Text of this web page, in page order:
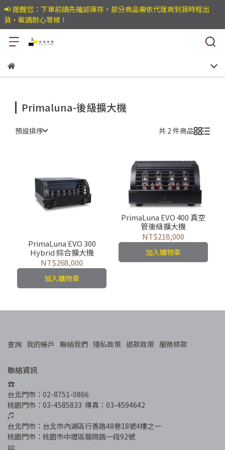
📢 提醒您：下單前請先確認庫存。部分商品需依代理商到貨時程出
貨，敬請耐心等候！
Primaluna-後級擴大機
預設排序 共 2 件商品
PrimaLuna EVO 300
Hybrid 綜合擴大機
NT$268,000
加入購物車
PrimaLuna EVO 400 真空
管後級擴大機
NT$218,000
加入購物車
查詢 我的帳戶 聯絡我們 隱私政策 退款政策 服務條款
聯絡資訊
☎︎
台北門市：02-8751-0866
桃園門市：03-4585833  傳真：03-4594642
♫
台北門市：台北市內湖區行善路48巷18號4樓之一
桃園門市：桃園市中壢區龍岡路一段92號
📧